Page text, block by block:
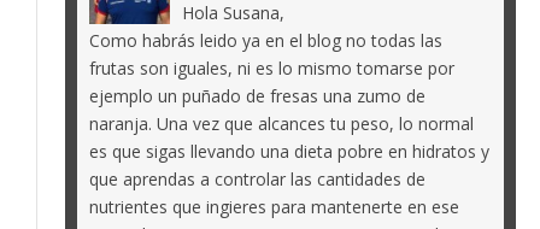
Hola Susana,
Como habrás leido ya en el blog no todas las
frutas son iguales, ni es lo mismo tomarse por
ejemplo un puñado de fresas una zumo de
naranja. Una vez que alcances tu peso, lo normal
es que sigas llevando una dieta pobre en hidratos y
que aprendas a controlar las cantidades de
nutrientes que ingieres para mantenerte en ese